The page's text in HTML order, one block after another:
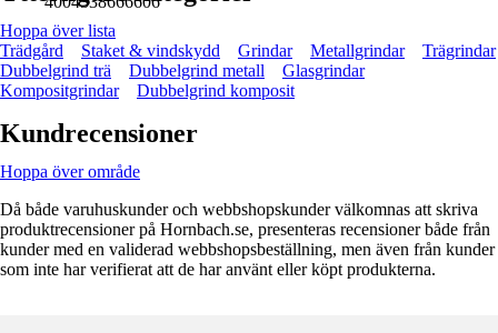
Hoppa över lista
Trädgård
Staket & vindskydd Grindar Metallgrindar
Trägrindar
Dubbelgrind trä
Dubbelgrind metall
Glasgrindar
Kompositgrindar
Dubbelgrind komposit
Kundrecensioner
Hoppa över område
Då både varuhuskunder och webbshopskunder välkomnas att skriva
produktrecensioner på Hornbach.se, presenteras recensioner både från
kunder med en validerad webbshopsbeställning, men även från kunder
som inte har verifierat att de har använt eller köpt produkterna.